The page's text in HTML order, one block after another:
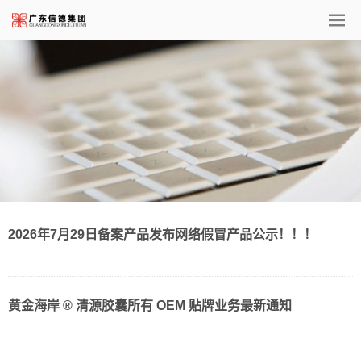
2026年7月29日备案产品发布网络假冒产品公示！！！
黄金海岸 ® 清源胶囊所有 OEM 贴牌业务最新通知